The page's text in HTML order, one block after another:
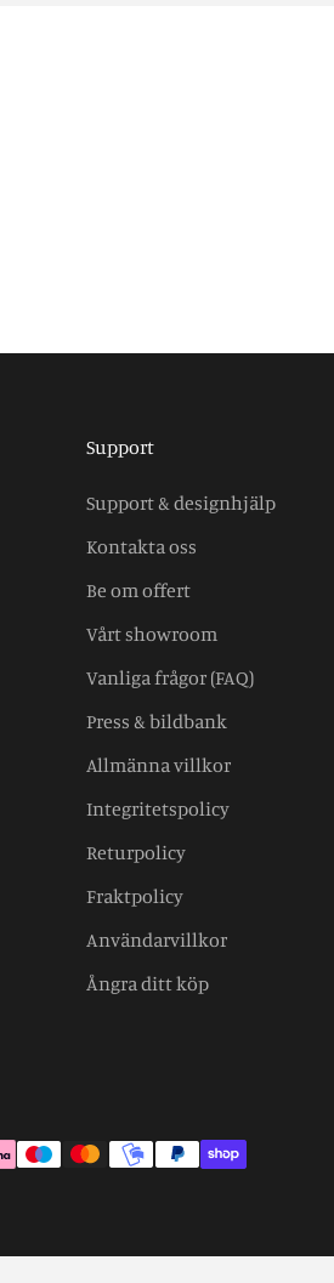
Support
Support & designhjälp
Kontakta oss
Be om offert
Vårt showroom
Vanliga frågor (FAQ)
Press & bildbank
Allmänna villkor
Integritetspolicy
Returpolicy
Fraktpolicy
Användarvillkor
Ångra ditt köp